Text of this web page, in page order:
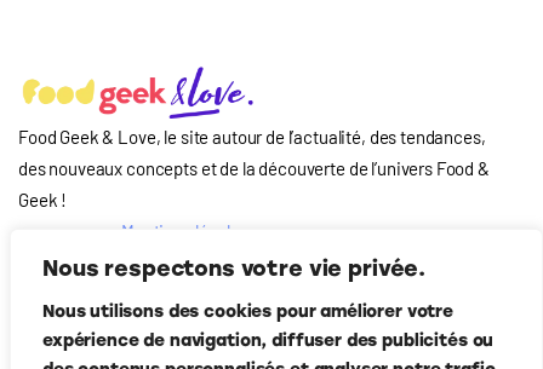
Nous respectons votre vie privée.
Nous utilisons des cookies pour améliorer votre
expérience de navigation, diffuser des publicités ou
Food Geek & Love, le site autour de l’actualité, des tendances,
des nouveaux concepts et de la découverte de l’univers Food&
Geek !
Mentions légales
Qui-sommes nous
Suivez-nous